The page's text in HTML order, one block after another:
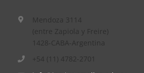
Mendoza 3114
(entre Zapiola y Freire)
1428-CABA-Argentina
+54 (11) 4782-2701